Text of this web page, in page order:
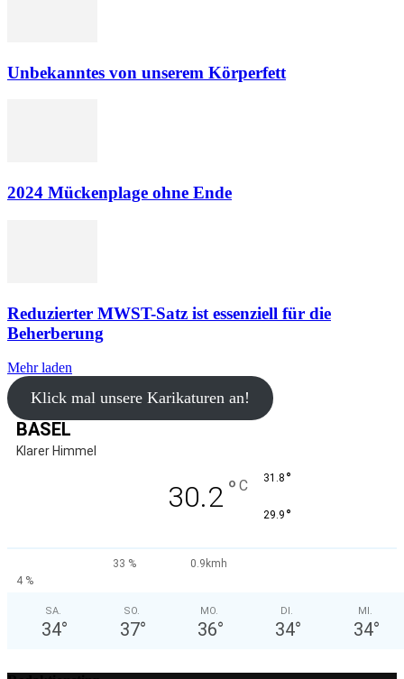
Unbekanntes von unserem Körperfett
2024 Mückenplage ohne Ende
Reduzierter MWST-Satz ist essenziell für die
Beherberung
Mehr laden
Klick mal unsere Karikaturen an!
BASEL
Klarer Himmel
30.2 ° C 31.8 °
29.9 °
33 %
0.9kmh
4 %
SA.
34°
SO.
37°
MO.
36°
DI.
34°
MI.
34°